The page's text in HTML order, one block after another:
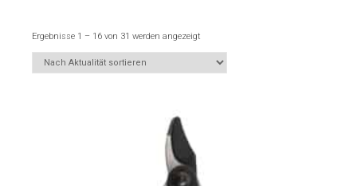
Ergebnisse 1 – 16 von 31 werden angezeigt